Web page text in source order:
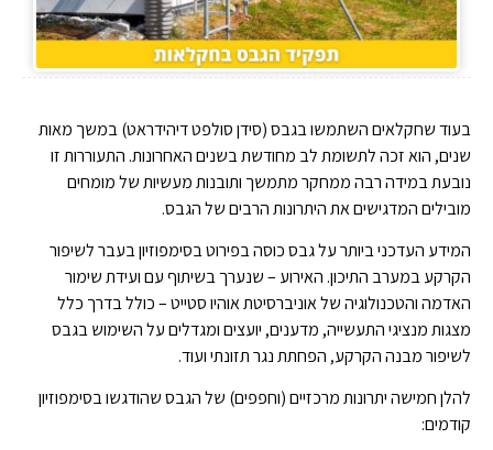
בעוד שחקלאים השתמשו בגבס (סידן סולפט דיהידראט) במשך מאות
שנים, הוא זכה לתשומת לב מחודשת בשנים האחרונות. התעוררות זו
נובעת במידה רבה ממחקר מתמשך ותובנות מעשיות של מומחים
מובילים המדגישים את היתרונות הרבים של הגבס.
המידע העדכני ביותר על גבס כוסה בפירוט בסימפוזיון בעבר לשיפור
הקרקע במערב התיכון. האירוע – שנערך בשיתוף עם ועידת שימור
האדמה והטכנולוגיה של אוניברסיטת אוהיו סטייט – כולל בדרך כלל
מצגות מנציגי התעשייה, מדענים, יועצים ומגדלים על השימוש בגבס
לשיפור מבנה הקרקע, הפחתת נגר תזונתי ועוד.
להלן חמישה יתרונות מרכזיים (וחפפים) של הגבס שהודגשו בסימפוזיון
קודמים: